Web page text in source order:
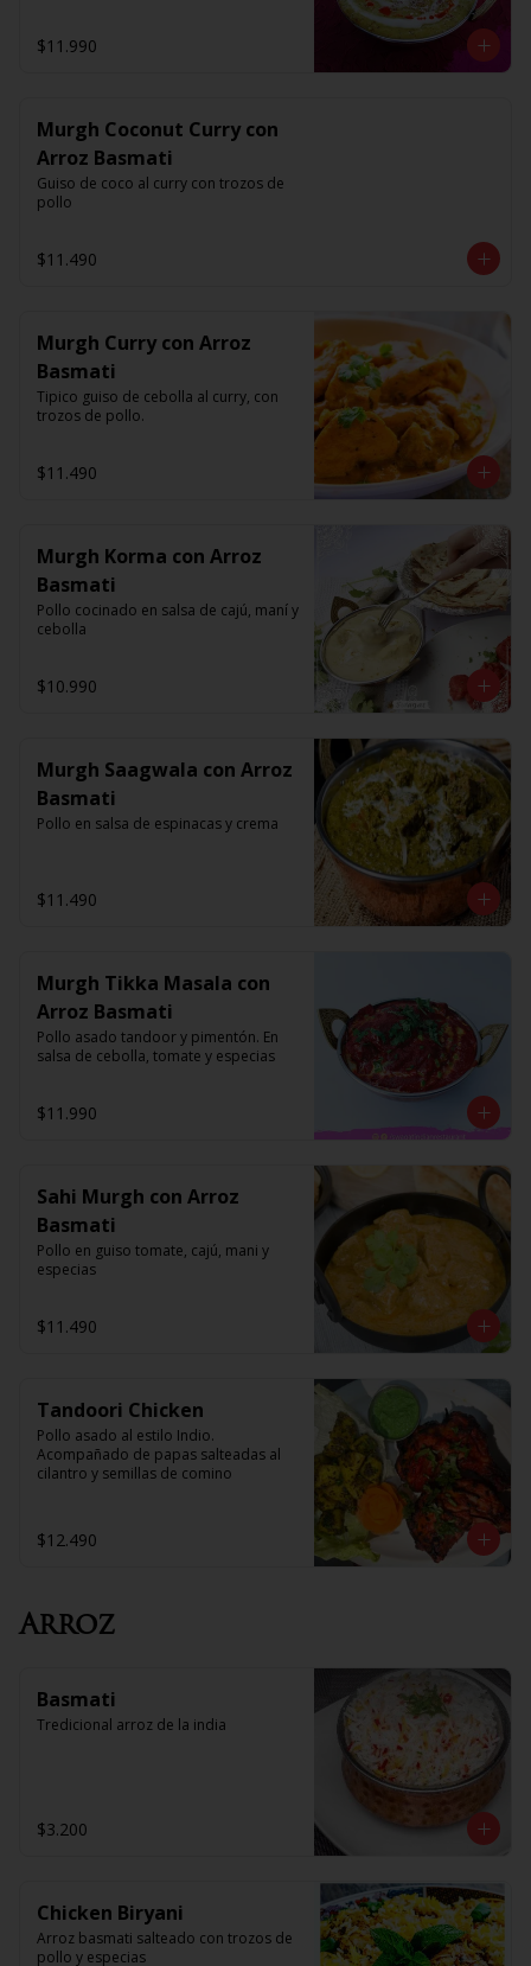
$11.990
Murgh Coconut Curry con
Arroz Basmati
Guiso de coco al curry con trozos de
pollo
$11.490
Murgh Curry con Arroz
Basmati
Tipico guiso de cebolla al curry, con
trozos de pollo.
$11.490
Murgh Korma con Arroz
Basmati
Pollo cocinado en salsa de cajú, maní y
cebolla
$10.990
Murgh Saagwala con Arroz
Basmati
Pollo en salsa de espinacas y crema
$11.490
Murgh Tikka Masala con
Arroz Basmati
Pollo asado tandoor y pimentón. En
salsa de cebolla, tomate y especias
$11.990
Sahi Murgh con Arroz
Basmati
Pollo en guiso tomate, cajú, mani y
especias
$11.490
Tandoori Chicken
Pollo asado al estilo Indio.
Acompañado de papas salteadas al
cilantro y semillas de comino
$12.490
Arroz
Basmati
Tredicional arroz de la india
$3.200
Chicken Biryani
Arroz basmati salteado con trozos de
pollo y especias